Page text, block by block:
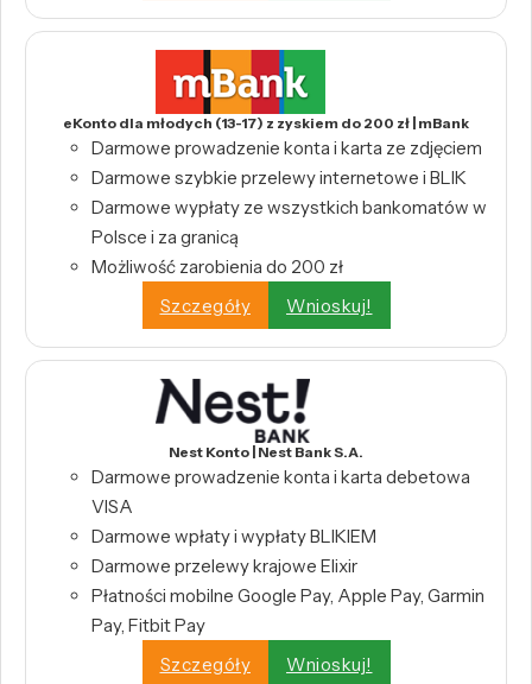
eKonto dla młodych (13-17) z zyskiem do 200 zł | mBank
Darmowe prowadzenie konta i karta ze zdjęciem
Darmowe szybkie przelewy internetowe i BLIK
Darmowe wypłaty ze wszystkich bankomatów w
Polsce i za granicą
Możliwość zarobienia do 200 zł
Szczegóły
Wnioskuj!
Nest Konto | Nest Bank S.A.
Darmowe prowadzenie konta i karta debetowa
VISA
Darmowe wpłaty i wypłaty BLIKIEM
Darmowe przelewy krajowe Elixir
Płatności mobilne Google Pay, Apple Pay, Garmin
Pay, Fitbit Pay
Szczegóły
Wnioskuj!